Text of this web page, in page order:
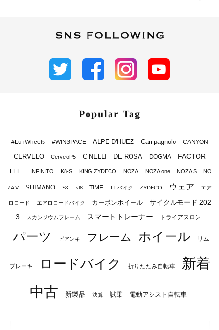
Popular Tag
#LunWheels #WINSPACE ALPE D'HUEZ Campagnolo CANYON
CERVELO CerveloP5 CINELLI DE ROSA DOGMA FACTOR
FELT INFINITO K8-S KING ZYDECO NOZA NOZA one NOZA S NO
ZA V SHIMANO SK sl8 TIME TTバイク ZYDECO ウェア エア
ロロード エアロロードバイク カーボンホイール
サイクルモード 202
3
スカンジウムフレーム スマートトレーナー トライアスロン
パーツ ビアンキ フレーム ホイール リム
ブレーキ ロードバイク 折りたたみ自転車
新着
中古
新製品 決算 試乗 電動アシスト自転車